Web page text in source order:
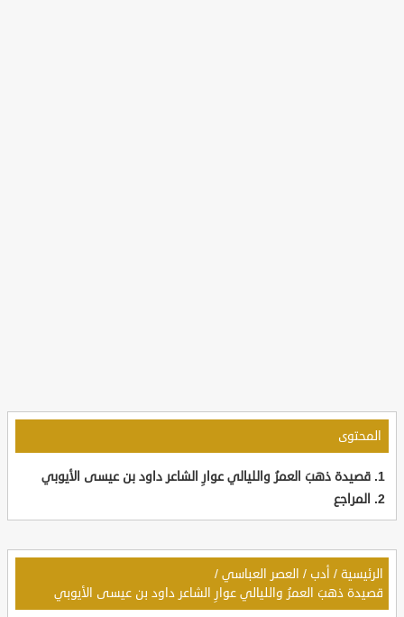
المحتوى
قصيدة ذهبَ العمرُ والليالي عوارِ الشاعر داود بن عيسى الأيوبي
المراجع
الرئيسية / أدب / العصر العباسي /
قصيدة ذهبَ العمرُ والليالي عوارِ الشاعر داود بن عيسى الأيوبي